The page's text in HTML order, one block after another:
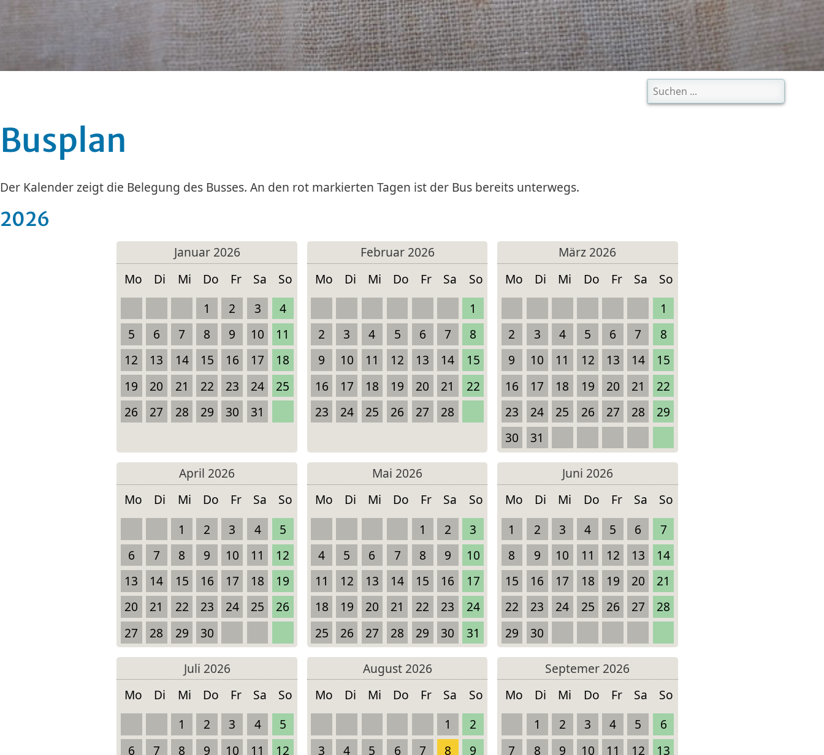
Busplan
Der Kalender zeigt die Belegung des Busses. An den rot markierten Tagen ist der Bus bereits unterwegs.
2026
Januar 2026
Mo
Di Mi Do Fr Sa
So
1
2 3
4
5
6 7 8 9 10
11
12
13 14 15 16 17
18
19
20 21 22 23 24
25
26
27 28 29 30 31
Februar 2026
Mo
Di Mi Do Fr Sa
So
1
2
3 4 5 6 7
8
9
10 11 12 13 14
15
16
17 18 19 20 21
22
23
24 25 26 27 28
März 2026
Mo
Di Mi Do Fr Sa
So
1
2
3 4 5 6 7
8
9
10 11 12 13 14
15
16
17 18 19 20 21
22
23
24 25 26 27 28
29
30
31
April 2026
Mo
Di Mi Do Fr Sa
So
1
2 3 4
5
6
7 8 9 10 11
12
13
14 15 16 17 18
19
20
21 22 23 24 25
26
27
28 29 30
Mai 2026
Mo
Di Mi Do Fr Sa
So
1
2
3
4
5 6 7 8 9
10
11
12 13 14 15 16
17
18
19 20 21 22 23
24
25
26 27 28 29 30 31
Juni 2026
Mo
Di Mi Do Fr Sa
So
1
2 3 4 5 6
7
8
9 10 11 12 13
14
15
16 17 18 19 20
21
22
23 24 25 26 27
28
29
30
Juli 2026
Mo
Di Mi Do Fr Sa
So
1
2 3 4
5
6
7 8 9 10 11 12
August 2026
Mo
Di Mi Do Fr Sa
So
1
2
3
4 5 6 7 8 9
Septemer 2026
Mo
Di Mi Do Fr Sa
So
1
2 3 4 5
6
7
8 9 10 11 12 13